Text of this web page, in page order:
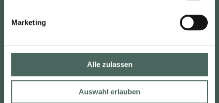
Marketing
Alle zulassen
Auswahl erlauben
Karrieremöglichkeiten im Vertrieb